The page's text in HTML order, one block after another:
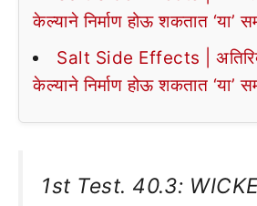
केल्याने निर्माण होऊ शकतात ‘या’
Salt Side Effects |
केल्याने निर्माण होऊ शकतात ‘या’
1st Test. 40.3: